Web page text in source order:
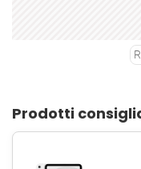
Prodotti